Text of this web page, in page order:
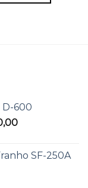
D-600
SF-250A